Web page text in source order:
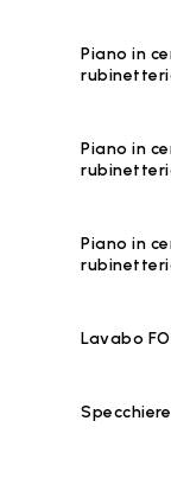
Piano in
Piano in
Piano in
Lavabo
Specchiere